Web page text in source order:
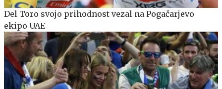
Del Toro svojo prihodnost vezal na Pogačarjevo
ekipo UAE